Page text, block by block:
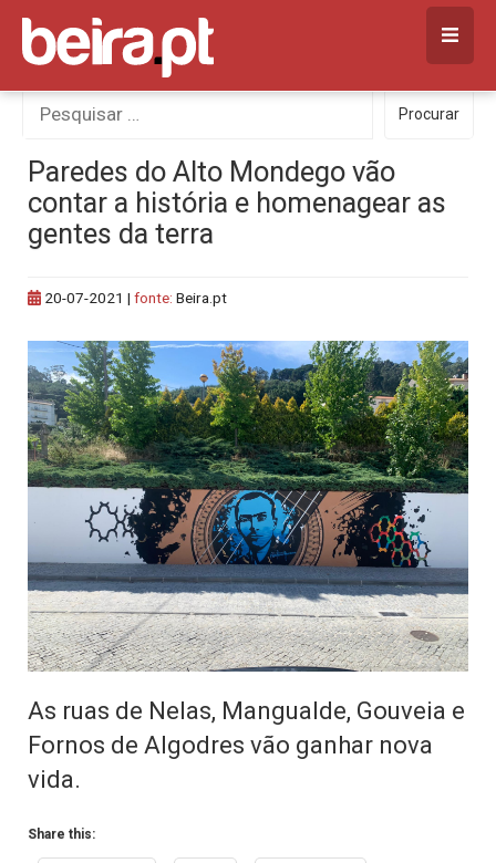
Skip
content
Procurar
por:
Procurar
Paredes do Alto Mondego vão
contar a história e homenagear as
gentes da terra
20-07-2021 | fonte: Beira.pt
As ruas de Nelas, Mangualde, Gouveia e
Fornos de Algodres vão ganhar nova
vida.
Share this: